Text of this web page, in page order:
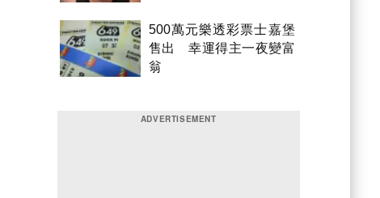
500萬元樂透彩票士嘉堡
售出 幸運得主一夜變富
翁